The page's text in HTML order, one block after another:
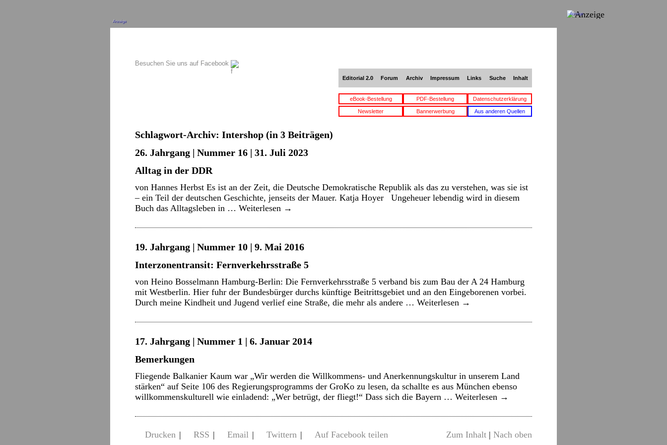
Anzeige
Besuchen Sie uns auf Facebook
Editorial 2.0 Forum Archiv Impressum Links Suche Inhalt
eBook-Bestellung PDF-Bestellung Datenschutzerklärung
Newsletter Bannerwerbung Aus anderen Quellen
Schlagwort-Archiv: Intershop (in 3 Beiträgen)
26. Jahrgang | Nummer 16 | 31. Juli 2023
Alltag in der DDR
von Hannes Herbst Es ist an der Zeit, die Deutsche Demokratische Republik als das zu verstehen, was sie ist
– ein Teil der deutschen Geschichte, jenseits der Mauer. Katja Hoyer Ungeheuer lebendig wird in diesem
Buch das Alltagsleben in … Weiterlesen →
19. Jahrgang | Nummer 10 | 9. Mai 2016
Interzonentransit: Fernverkehrsstraße 5
von Heino Bosselmann Hamburg-Berlin: Die Fernverkehrsstraße 5 verband bis zum Bau der A 24 Hamburg
mit Westberlin. Hier fuhr der Bundesbürger durchs künftige Beitrittsgebiet und an den Eingeborenen vorbei.
Durch meine Kindheit und Jugend verlief eine Straße, die mehr als andere … Weiterlesen →
17. Jahrgang | Nummer 1 | 6. Januar 2014
Bemerkungen
Fliegende Balkanier Kaum war „Wir werden die Willkommens- und Anerkennungskultur in unserem Land
stärken“ auf Seite 106 des Regierungsprogramms der GroKo zu lesen, da schallte es aus München ebenso
willkommenskulturell wie einladend: „Wer betrügt, der fliegt!“ Dass sich die Bayern … Weiterlesen →
Drucken | RSS | Email | Twittern | Auf Facebook teilen Zum Inhalt | Nach oben
Anzeige